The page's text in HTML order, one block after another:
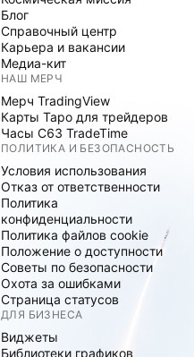
Блог
Справочный центр
Карьера и вакансии
Медиа-кит
НАШ МЕРЧ
Мерч TradingView
Карты Таро для трейдеров
Часы C63 TradeTime
ПОЛИТИКА И БЕЗОПАСНОСТЬ
Условия использования
Отказ от ответственности
Политика
конфиденциальности
Политика файлов cookie
Положение о доступности
Советы по безопасности
Охота за ошибками
Страница статусов
ДЛЯ БИЗНЕСА
Виджеты
Библиотеки графиков